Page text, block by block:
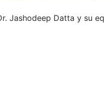
Jashodeep Datta y su